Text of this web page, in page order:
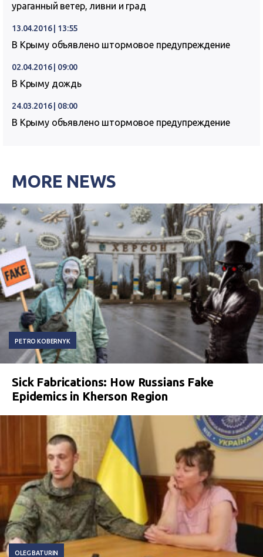
ураганный ветер, ливни и град
13.04.2016 | 13:55
В Крыму объявлено штормовое предупреждение
02.04.2016 | 09:00
В Крыму дождь
24.03.2016 | 08:00
В Крыму объявлено штормовое предупреждение
MORE NEWS
PETRO KOBERNYK
Sick Fabrications: How Russians Fake
Epidemics in Kherson Region
OLEG BATURIN